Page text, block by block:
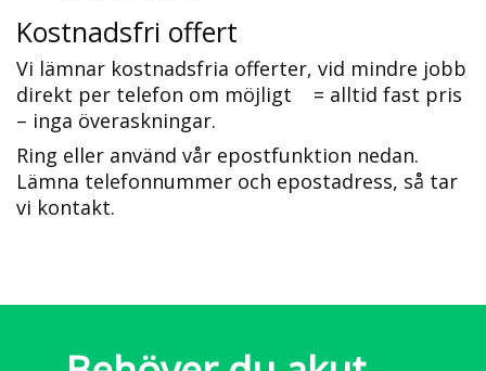
Kostnadsfri offert
Vi lämnar kostnadsfria offerter, vid mindre jobb
direkt per telefon om möjligt = alltid fast pris
– inga överaskningar.
Ring eller använd vår epostfunktion nedan.
Lämna telefonnummer och epostadress, så tar
vi kontakt.